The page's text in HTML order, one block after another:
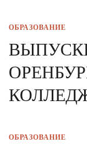
ОБРАЗОВАНИЕ
ОБРАЗОВАНИЕ